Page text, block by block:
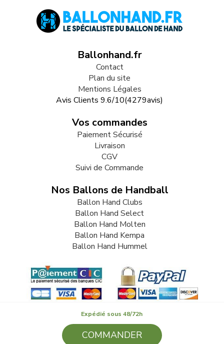
Expédié sous 48/72h
COMMANDER
Ballonhand.fr
Contact
Plan du site
Mentions Légales
Avis Clients 9.6/10(4279avis)
Vos commandes
Paiement Sécurisé
Livraison
CGV
Suivi de Commande
Nos Ballons de Handball
Ballon Hand Clubs
Ballon Hand Select
Ballon Hand Molten
Ballon Hand Kempa
Ballon Hand Hummel
© 2009-2026 LB82. Tous droits réservés - ballonhand.fr - SARL